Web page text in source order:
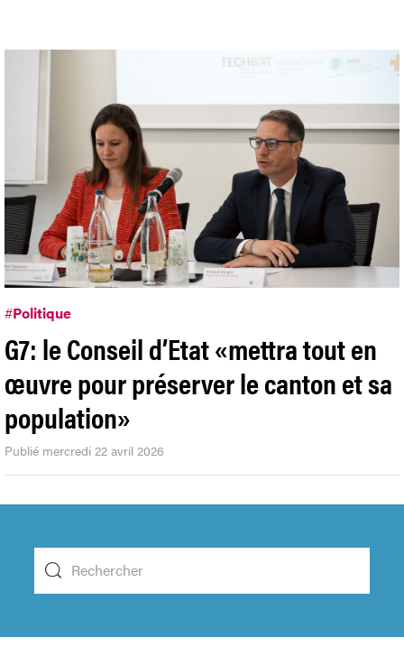
#Politique
G7: le Conseil d’Etat «mettra tout en
œuvre pour préserver le canton et sa
population»
Publié mercredi 22 avril 2026